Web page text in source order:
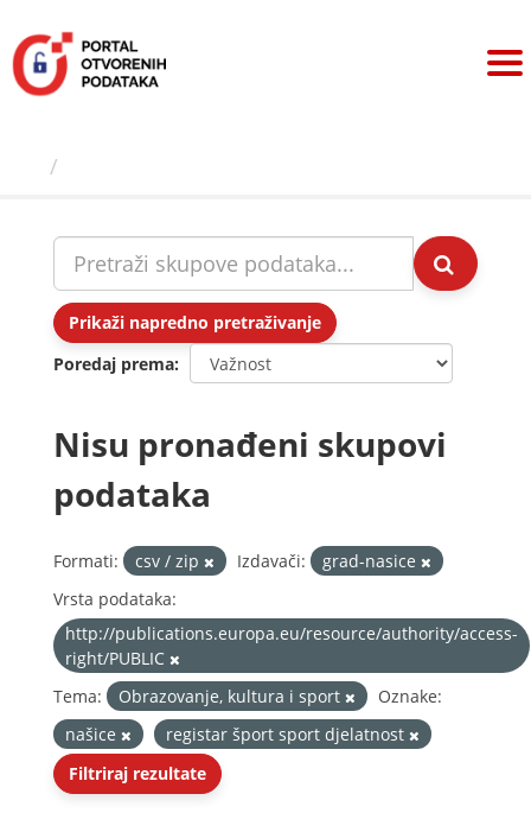
sadržaj
Prikaži napredno pretraživanje
Poredaj prema
Nisu pronađeni skupovi
podataka
Formati: csv / zip Izdavači:
grad-nasice
Vrsta podataka:
http://publications.europa.eu/resource/authority/access-
right/PUBLIC
Tema:
Obrazovanje, kultura i sport
Oznake:
našice
registar šport sport djelatnost
Filtriraj rezultate